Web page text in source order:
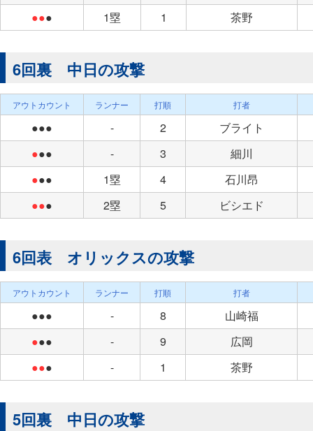
●●● 1塁 1 茶野
6回裏 中日の攻撃
アウトカウント ランナー 打順 打者
●●● - 2
ブライト
●●● - 3
細川
●●● 1塁 4
石川昂
●●● 2塁 5 ビシエド
6回表 オリックスの攻撃
アウトカウント ランナー 打順 打者
●●● - 8
山崎福
●●● - 9
広岡
●●● - 1 茶野
5回裏 中日の攻撃